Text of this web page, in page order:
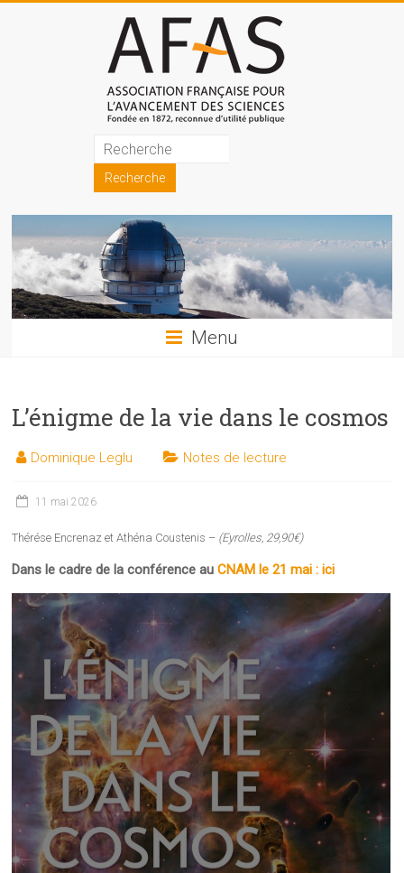
Association
française
pour
l'avancement
des
sciences
les
et
techniques
du
public
Menu
L’énigme de la vie dans le cosmos
Dominique Leglu Notes de lecture
11 mai 2026
Thérése Encrenaz et Athéna Coustenis – (Eyrolles, 29,90€)
Dans le cadre de la conférence auCNAM le 21 mai : ici